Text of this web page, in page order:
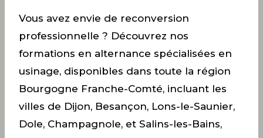
Vous avez envie de reconversion
professionnelle ? Découvrez nos
formations en alternance spécialisées en
usinage, disponibles dans toute la région
Bourgogne Franche-Comté, incluant les
villes de Dijon, Besançon, Lons-le-Saunier,
Dole, Champagnole, et Salins-les-Bains,